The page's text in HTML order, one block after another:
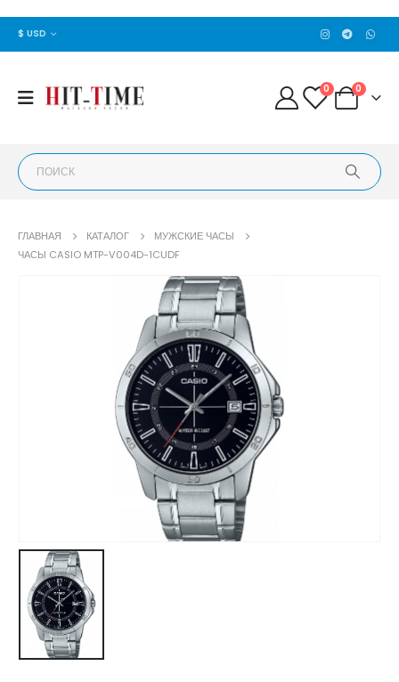
$ USD
0 0
ГЛАВНАЯ КАТАЛОГ
МУЖСКИЕ ЧАСЫ
ЧАСЫ CASIO MTP-V004D-1CUDF